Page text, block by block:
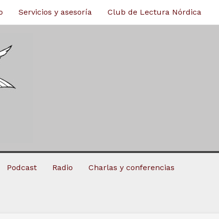
Servicios y asesoría Club de Lectura Nórdica
Podcast Radio Charlas y conferencias